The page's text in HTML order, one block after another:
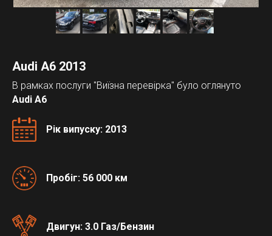
Audi A6 2013
В рамках послуги "Виїзна перевірка" було оглянуто
Audi A6
Рік випуску: 2013
Пробіг: 56 000 км
Двигун: 3.0 Газ/Бензин